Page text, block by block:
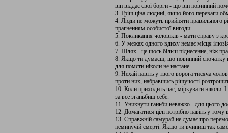
він віддає свої борги - що він повинний
3. Гріш ціна людині, якщо його переваги
4. Люди не можуть прийняти правильного
прагненням особистої вигоди.
5. Покликання чоловіків - мати справу з
6. У межах одного вдиху немає місця
7. Шлях - це щось більш піднесенне, ніж
8. Якщо ти думаєш, що повинний спочатку
для помсти ніколи не настане.
9. Нехай навіть у твого ворога тисяча
проти них, набравшись рішучості
10. Коли приходить час, міркувати ніколи.
за все зганьбиш себе.
11. Уникнути ганьби неважко - для цього
12. Домагатися цілі потрібно навіть у
13. Справжній самурай не думає про
неминучій смерті. Якщо ти вчиниш так